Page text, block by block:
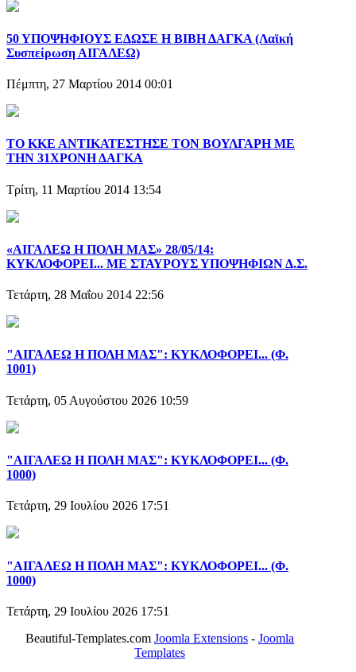
50 ΥΠΟΨΗΦΙΟΥΣ ΕΔΩΣΕ Η ΒΙΒΗ ΔΑΓΚΑ (Λαϊκή
Συσπείρωση ΑΙΓΑΛΕΩ)
Πέμπτη, 27 Μαρτίου 2014 00:01
ΤΟ ΚΚΕ ΑΝΤΙΚΑΤΕΣΤΗΣΕ ΤΟΝ ΒΟΥΛΓΑΡΗ ΜΕ
ΤΗΝ 31ΧΡΟΝΗ ΔΑΓΚΑ
Τρίτη, 11 Μαρτίου 2014 13:54
«ΑΙΓΑΛΕΩ Η ΠΟΛΗ ΜΑΣ» 28/05/14:
ΚΥΚΛΟΦΟΡΕΙ... ΜΕ ΣΤΑΥΡΟΥΣ ΥΠΟΨΗΦΙΩΝ Δ.Σ.
Τετάρτη, 28 Μαΐου 2014 22:56
"ΑΙΓΑΛΕΩ Η ΠΟΛΗ ΜΑΣ": ΚΥΚΛΟΦΟΡΕΙ... (Φ.
1001)
Τετάρτη, 05 Αυγούστου 2026 10:59
"ΑΙΓΑΛΕΩ Η ΠΟΛΗ ΜΑΣ": ΚΥΚΛΟΦΟΡΕΙ... (Φ.
1000)
Τετάρτη, 29 Ιουλίου 2026 17:51
"ΑΙΓΑΛΕΩ Η ΠΟΛΗ ΜΑΣ": ΚΥΚΛΟΦΟΡΕΙ... (Φ.
1000)
Τετάρτη, 29 Ιουλίου 2026 17:51
Beautiful-Templates.comJoomla Extensions -Joomla
Templates